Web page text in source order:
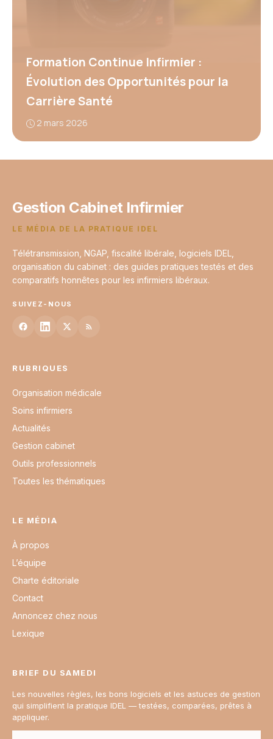
Formation Continue Infirmier :
Évolution des Opportunités pour la
Carrière Santé
2 mars 2026
Gestion Cabinet Infirmier
LE MÉDIA DE LA PRATIQUE IDEL
Télétransmission, NGAP, fiscalité libérale, logiciels IDEL,
organisation du cabinet : des guides pratiques testés et des
comparatifs honnêtes pour les infirmiers libéraux.
SUIVEZ-NOUS
RUBRIQUES
Organisation médicale
Soins infirmiers
Actualités
Gestion cabinet
Outils professionnels
Toutes les thématiques
LE MÉDIA
À propos
L’équipe
Charte éditoriale
Contact
Annoncez chez nous
Lexique
BRIEF DU SAMEDI
Les nouvelles règles, les bons logiciels et les astuces de gestion
qui simplifient la pratique IDEL — testées, comparées, prêtes à
appliquer.